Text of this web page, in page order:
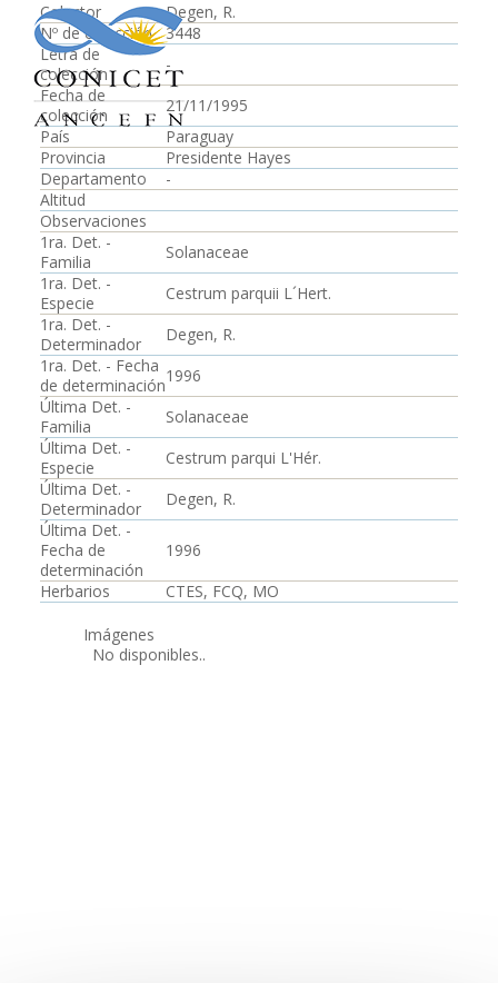
Colector
Degen, R.
Nº de colección
3448
Letra de
colección
-
Fecha de
colección
21/11/1995
País
Paraguay
Provincia
Presidente Hayes
Departamento
-
Altitud
Observaciones
1ra. Det. -
Familia
Solanaceae
1ra. Det. -
Especie
Cestrum parquii L´Hert.
1ra. Det. -
Determinador
Degen, R.
1ra. Det. - Fecha
de determinación1996
Última Det. -
Familia
Solanaceae
Última Det. -
Especie
Cestrum parqui L'Hér.
Última Det. -
Determinador
Degen, R.
Última Det. -
Fecha de
determinación
1996
Herbarios
CTES, FCQ, MO
Imágenes
No disponibles..